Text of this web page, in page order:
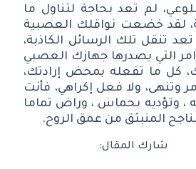
لم تعد بحاجة لتناول ما
لقد خضعت نواقلك العصبية
تنقل تلك الرسائل الكاذبة،
التي يصدرها جهازك العصبي
كل ما تفعله بمحض إرادتك،
وتنهى، ولا فعل إكراهي، فأنت
، وتؤديه بحماس ، وراض تماما
المنبثق من عمق الروح.
شارك المقال: